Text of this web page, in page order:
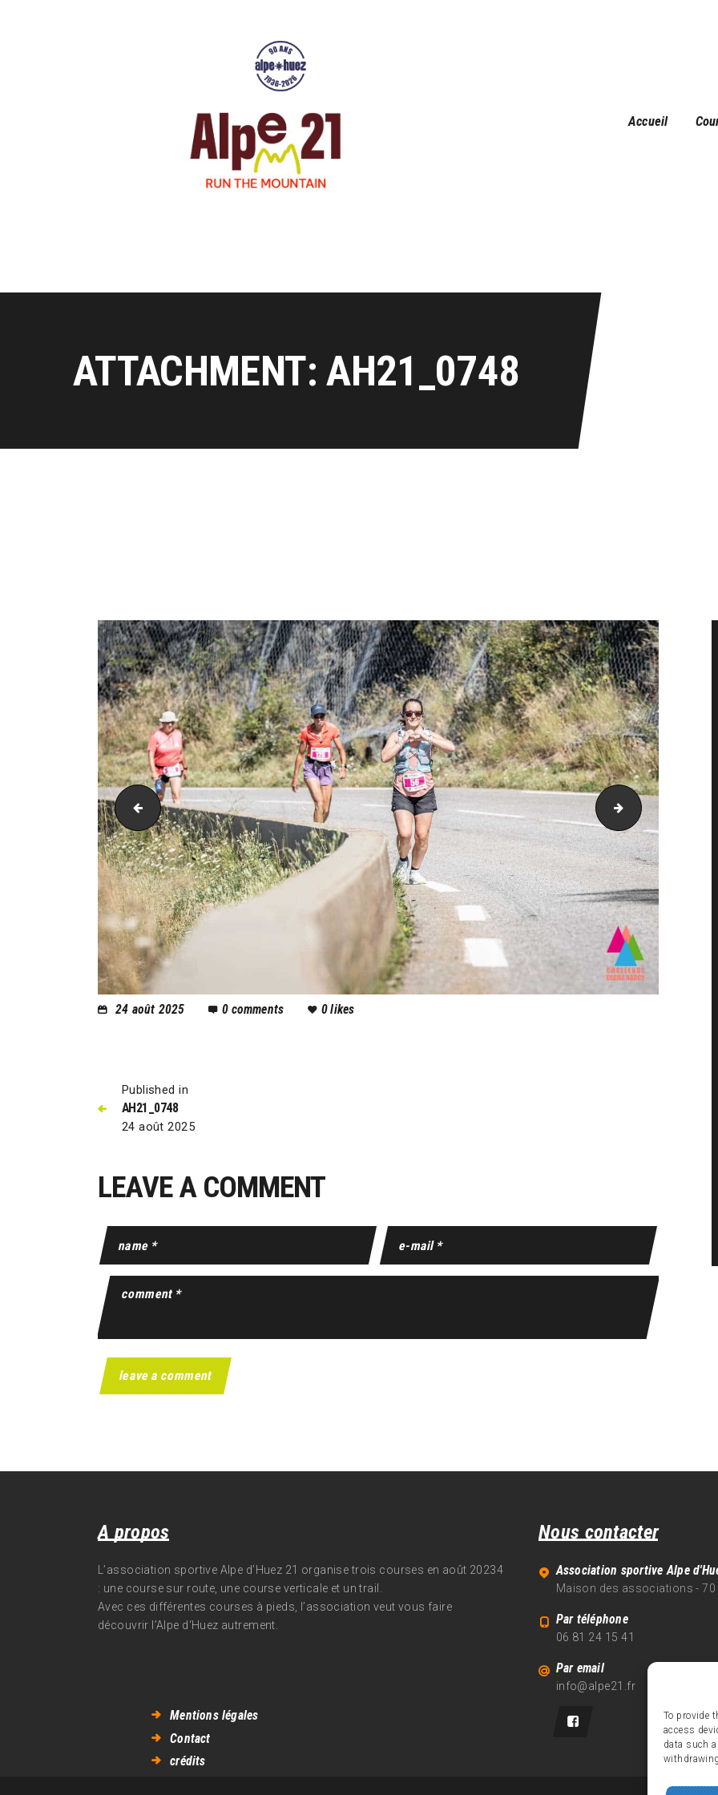
To provide
access
data such
Accueil
ATTACHMENT: AH21_0748
AH21_0734 AH21_0794
24 août 2025 0 comments 0likes
Published in
AH21_0748
24 août 2025
LEAVE A COMMENT
A propos
L’association sportive Alpe d’Huez 21 organise trois courses en août 20234
: une course sur route, une course verticale et un trail.
Avec ces différentes courses à pieds, l’association veut vous faire
découvrir l’Alpe d‘Huez autrement.
Nous contacter
Association sportive Alpe
Maison des associations - 70
Par téléphone
06 81 24 15 41
Par email
info@alpe21.fr
Mentions légales
Contact
crédits